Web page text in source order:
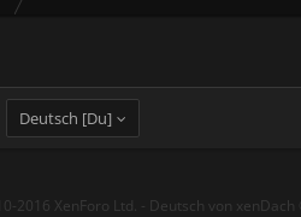
Deutsch [Du]
2016 XenForo Ltd. - Deutsch von xenDach